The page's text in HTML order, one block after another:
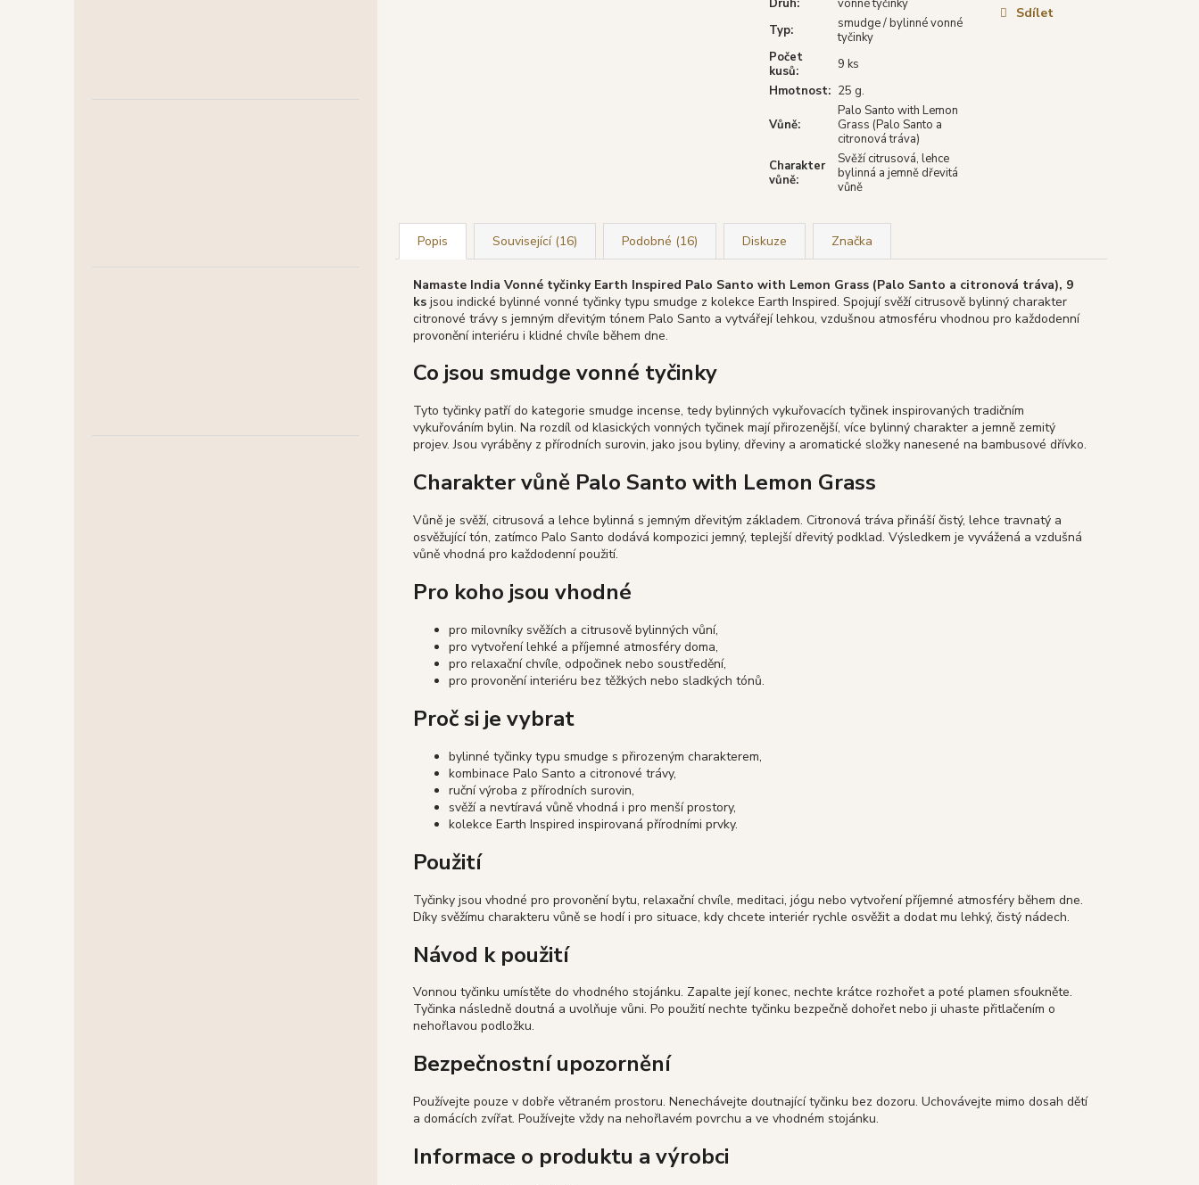
Typ:
smudge / bylinné vonné
tyčinky
Počet
kusů:
9 ks
Hmotnost: 25 g.
Vůně:
Palo Santo with Lemon
Grass (Palo Santo a
citronová tráva)
Charakter
vůně:
Svěží citrusová, lehce
bylinná a jemně dřevitá
vůně
Sdílet
Popis Související (16) Podobné (16) Diskuze Značka
Namaste India Vonné tyčinky Earth Inspired Palo Santo with Lemon Grass (Palo Santo a citronová tráva), 9
ks jsou indické bylinné vonné tyčinky typu smudge z kolekce Earth Inspired. Spojují svěží citrusově bylinný charakter
citronové trávy s jemným dřevitým tónem Palo Santo a vytvářejí lehkou, vzdušnou atmosféru vhodnou pro každodenní
provonění interiéru i klidné chvíle během dne.
Co jsou smudge vonné tyčinky
Tyto tyčinky patří do kategorie smudge incense, tedy bylinných vykuřovacích tyčinek inspirovaných tradičním
vykuřováním bylin. Na rozdíl od klasických vonných tyčinek mají přirozenější, více bylinný charakter a jemně zemitý
projev. Jsou vyráběny z přírodních surovin, jako jsou byliny, dřeviny a aromatické složky nanesené na bambusové dřívko.
Charakter vůně Palo Santo with Lemon Grass
Vůně je svěží, citrusová a lehce bylinná s jemným dřevitým základem. Citronová tráva přináší čistý, lehce travnatý a
osvěžující tón, zatímco Palo Santo dodává kompozici jemný, teplejší dřevitý podklad. Výsledkem je vyvážená a vzdušná
vůně vhodná pro každodenní použití.
Pro koho jsou vhodné
pro milovníky svěžích a citrusově bylinných vůní,
pro vytvoření lehké a příjemné atmosféry doma,
pro relaxační chvíle, odpočinek nebo soustředění,
pro provonění interiéru bez těžkých nebo sladkých tónů.
Proč si je vybrat
bylinné tyčinky typu smudge s přirozeným charakterem,
kombinace Palo Santo a citronové trávy,
ruční výroba z přírodních surovin,
svěží a nevtíravá vůně vhodná i pro menší prostory,
kolekce Earth Inspired inspirovaná přírodními prvky.
Použití
Tyčinky jsou vhodné pro provonění bytu, relaxační chvíle, meditaci, jógu nebo vytvoření příjemné atmosféry během dne.
Díky svěžímu charakteru vůně se hodí i pro situace, kdy chcete interiér rychle osvěžit a dodat mu lehký, čistý nádech.
Návod k použití
Vonnou tyčinku umístěte do vhodného stojánku. Zapalte její konec, nechte krátce rozhořet a poté plamen sfoukněte.
Tyčinka následně doutná a uvolňuje vůni. Po použití nechte tyčinku bezpečně dohořet nebo ji uhaste přitlačením o
nehořlavou podložku.
Bezpečnostní upozornění
Používejte pouze v dobře větraném prostoru. Nenechávejte doutnající tyčinku bez dozoru. Uchovávejte mimo dosah dětí
a domácích zvířat. Používejte vždy na nehořlavém povrchu a ve vhodném stojánku.
Informace o produktu a výrobci